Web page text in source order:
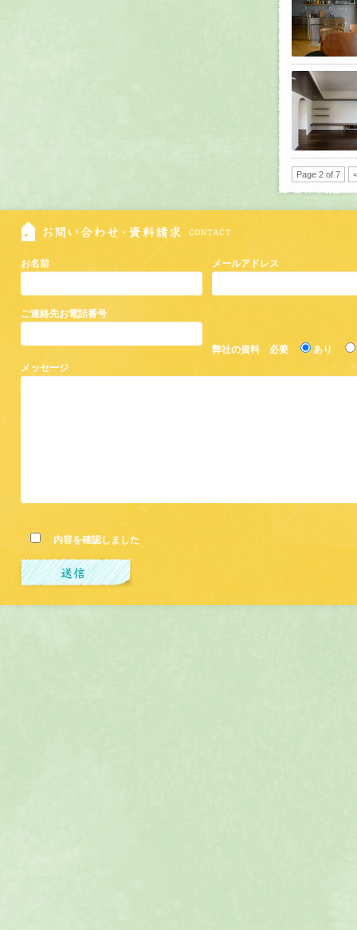
Page 2 of 7 <
お名前
ご連絡先お電話番号
メールアドレス
弊社の資料 必要
あり
メッセージ
内容を確認しました